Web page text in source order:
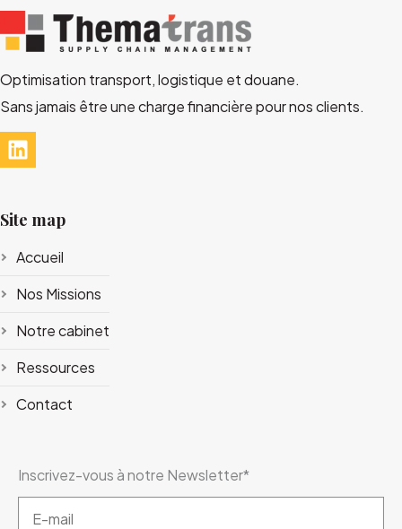
Optimisation transport, logistique et douane.
Sans jamais être une charge financière pour nos clients.
Site map
Accueil
Nos Missions
Notre cabinet
Ressources
Contact
Inscrivez-vous à notre Newsletter*